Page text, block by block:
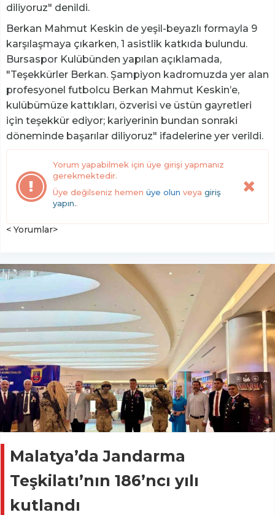
diliyoruz" denildi.
Berkan Mahmut Keskin de yeşil-beyazlı formayla 9
karşılaşmaya çıkarken, 1 asistlik katkıda bulundu.
Bursaspor Kulübünden yapılan açıklamada,
"Teşekkürler Berkan. Şampiyon kadromuzda yer alan
profesyonel futbolcu Berkan Mahmut Keskin’e,
kulübümüze kattıkları, özverisi ve üstün gayretleri
için teşekkür ediyor; kariyerinin bundan sonraki
döneminde başarılar diliyoruz" ifadelerine yer verildi.
Yorum yapabilmek için üye girişi yapmanız
gerekmektedir.
Üye değilseniz hemen üye olun veya giriş
yapın..
< Yorumlar>
Malatya’da Jandarma
Teşkilatı’nın 186’ncı yılı
kutlandı